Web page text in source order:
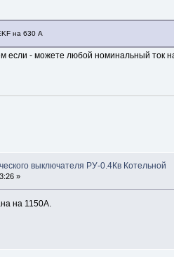
на 630 А
если - можете любой номинальный ток
выключателя РУ-0.4Кв Котельной
»
на 1150А.